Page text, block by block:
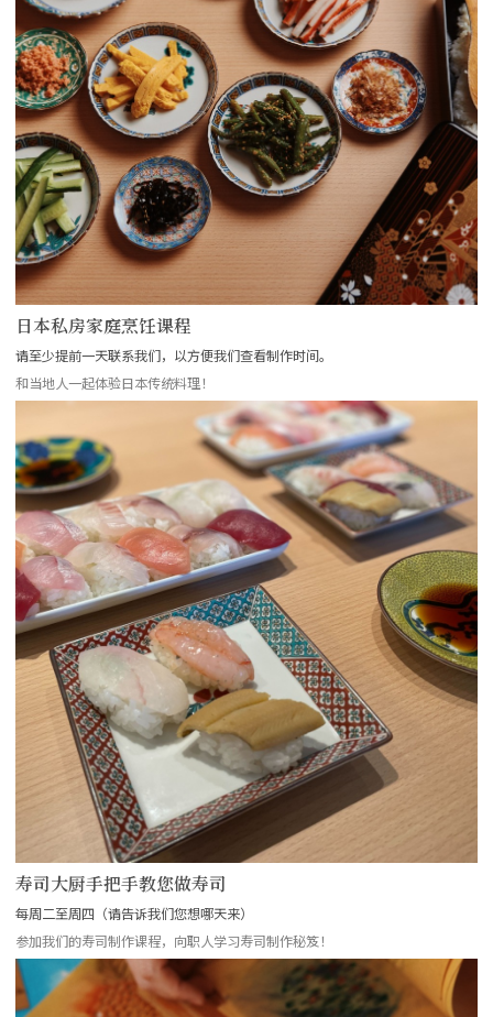
日本私房家庭烹饪课程
请至少提前一天联系我们，以方便我们查看制作时间。
和当地人一起体验日本传统料理！
寿司大厨手把手教您做寿司
每周二至周四（请告诉我们您想哪天来）
参加我们的寿司制作课程，向职人学习寿司制作秘笈！
more